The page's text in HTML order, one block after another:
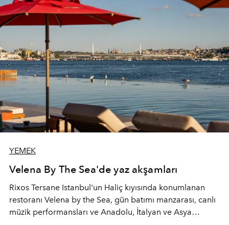
YEMEK
Velena By The Sea'de yaz akşamları
Rixos Tersane Istanbul'un Haliç kıyısında konumlanan
restoranı Velena by the Sea, gün batımı manzarası, canlı
müzik performansları ve Anadolu, İtalyan ve Asya